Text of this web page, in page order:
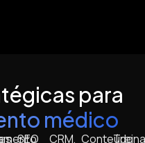
para
médico
SEO
CRM, Conteúdo